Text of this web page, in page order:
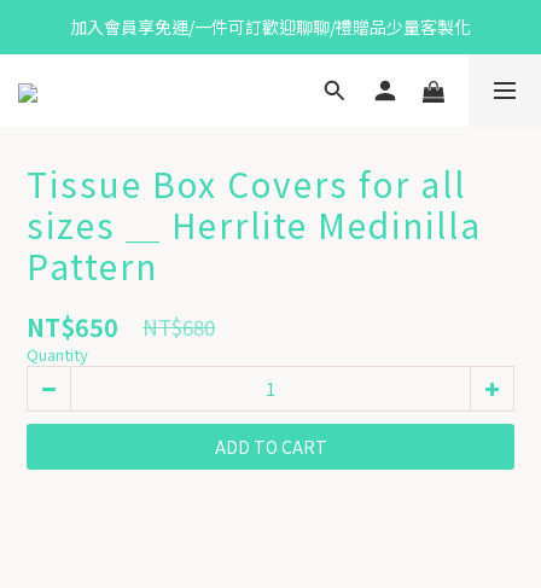
加入會員享免運/一件可訂歡迎聊聊/禮贈品少量客製化
Tissue Box Covers for all
sizes ＿ Herrlite Medinilla
Pattern
NT$650 NT$680
Quantity
ADD TO CART